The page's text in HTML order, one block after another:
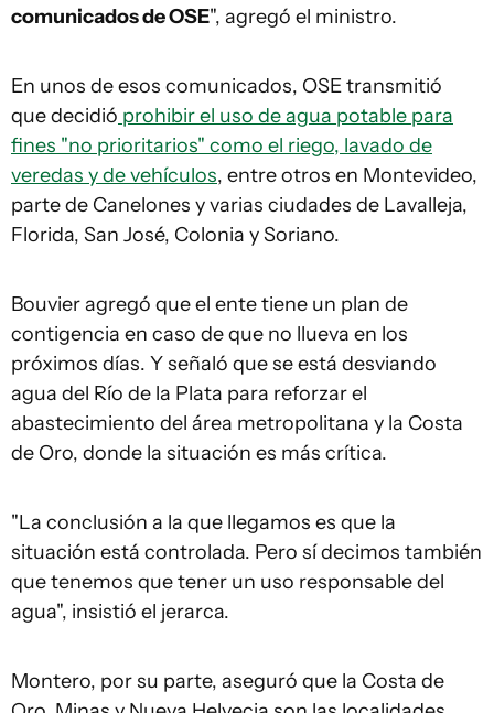
comunicados de OSE", agregó el ministro.
En unos de esos comunicados, OSE transmitió
que decidió prohibir el uso de agua potable para
fines "no prioritarios" como el riego, lavado de
veredas y de vehículos, entre otros en Montevideo,
parte de Canelones y varias ciudades de Lavalleja,
Florida, San José, Colonia y Soriano.
Bouvier agregó que el ente tiene un plan de
contigencia en caso de que no llueva en los
próximos días. Y señaló que se está desviando
agua del Río de la Plata para reforzar el
abastecimiento del área metropolitana y la Costa
de Oro, donde la situación es más crítica.
"La conclusión a la que llegamos es que la
situación está controlada. Pero sí decimos también
que tenemos que tener un uso responsable del
agua", insistió el jerarca.
Montero, por su parte, aseguró que la Costa de